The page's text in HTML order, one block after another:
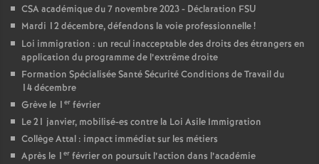
o
u
s
CSA académique du 7 novembre 2023 - Déclaration FSU
Mardi 12 décembre, défendons la voie professionnelle!
Loi immigration : un recul inacceptable des droits des étrangers en
application du programme de l’extrême droite
Formation Spécialisée Santé Sécurité Conditions de Travail du
14 décembre
Grève le 1 er février
Le 21 janvier, mobilisé-es contre la Loi Asile Immigration
Collège Attal : impact immédiat sur les métiers
Après le 1 er février on poursuit l’action dans l’académie